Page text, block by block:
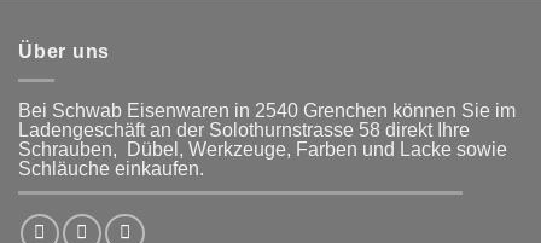
Über uns
Bei Schwab Eisenwaren in 2540 Grenchen können Sie im
Ladengeschäft an der Solothurnstrasse 58 direkt Ihre
Schrauben, Dübel, Werkzeuge, Farben und Lacke sowie
Schläuche einkaufen.